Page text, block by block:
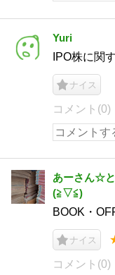
Yuri
IPO株に関
ナイス
コメント(0)
あーさん☆と
(⁠≧⁠▽⁠≦⁠)
BOOK・
ナイス
コメント(0)